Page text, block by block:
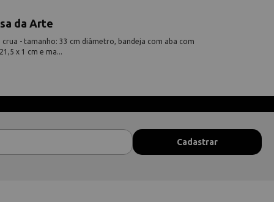
da Arte
- tamanho: 33 cm diâmetro, bandeja com aba com
x 1 cm e ma...